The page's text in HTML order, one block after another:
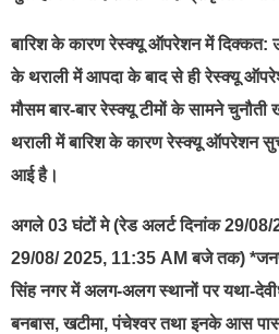
बारिश के कारण रेस्क्यू ऑपरेशन में दिक्कत:
के थराली में आपदा के बाद से ही रेस्क्यू
मौसम बार-बार रेस्क्यू टीमों के सामने
थराली में बारिश के कारण रेस्क्यू ऑपरेशन
आई है।
अगले 03 घंटों मे (रेड अलर्ट दिनांक 29/
29/08/ 2025, 11:35 AM बजे तक)
सिंह नगर में अलग-अलग स्थानों पर यथा-
बनबास, खटीमा, पंचेश्वर तथा इनके आस पास